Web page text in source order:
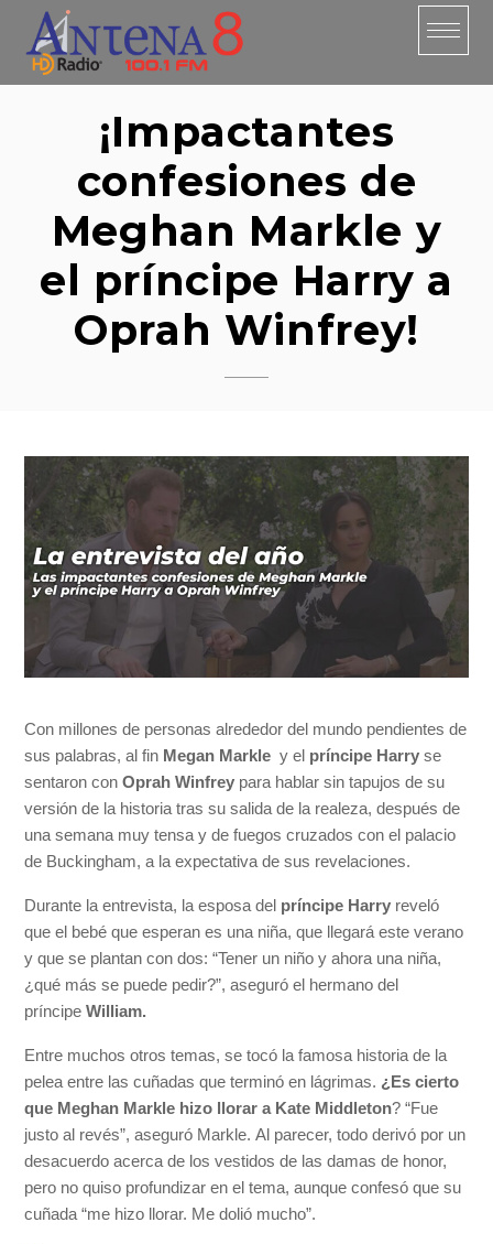
content
¡Impactantes
confesiones de
Meghan Markle y
el príncipe Harry a
Oprah Winfrey!
Con millones de personas alrededor del mundo pendientes de
sus palabras, al fin Megan Markle y el príncipe Harryse
sentaron conOprah Winfrey para hablar sin tapujos de su
versión de la historia tras su salida de la realeza, después de
una semana muy tensa y de fuegos cruzados con el palacio
de Buckingham, a la expectativa de sus revelaciones.
Durante la entrevista, la esposa del príncipe Harry reveló
que el bebé que esperan es una niña, que llegará este verano
y que se plantan con dos: “Tener un niño y ahora una niña,
¿qué más se puede pedir?”, aseguró el hermano del
príncipeWilliam.
Entre muchos otros temas, se tocó la famosa historia de la
pelea entre las cuñadas que terminó en lágrimas. ¿Es cierto
que Meghan Markle hizo llorar a Kate Middleton? “Fue
justo al revés”, aseguró Markle. Al parecer, todo derivó por un
desacuerdo acerca de los vestidos de las damas de honor,
pero no quiso profundizar en el tema, aunque confesó que su
cuñada “me hizo llorar. Me dolió mucho”.